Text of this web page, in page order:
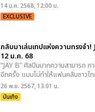
14 ม.ค. 2568, 12:00 น.
EXCLUSIVE
กลับมาเล่นเทปแห่งความทรงจำ
12 ม.ค. 68
“JAY B” ศิลปินมากความสามารถ
อีกครั้ง แบบไม่ทำให้แฟนคลับชาวไ
26 พ.ย. 2567, 13:01 น.
บันเทิง